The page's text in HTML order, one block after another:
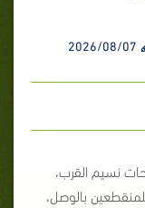
2026/08/07
نسيم القرب،
بالوصل،